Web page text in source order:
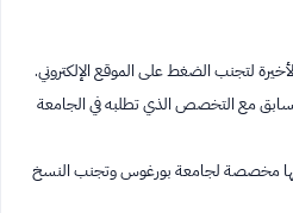
لتجنب الضغط على الموقع الإلكتروني.
مع التخصص الذي تطلبه في الجامعة
مخصصة لجامعة بورغوس وتجنب النسخ